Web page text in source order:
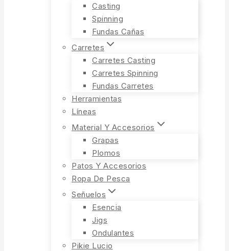
Casting
Spinning
Fundas Cañas
Carretes
Carretes Casting
Carretes Spinning
Fundas Carretes
Herramientas
Líneas
Material Y Accesorios
Grapas
Plomos
Patos Y Accesorios
Ropa De Pesca
Señuelos
Esencia
Jigs
Ondulantes
Pikie Lucio